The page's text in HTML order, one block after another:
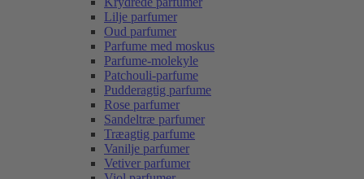
Lilje parfumer
Oud parfumer
Parfume med moskus
Parfume-molekyle
Patchouli-parfume
Pudderagtig parfume
Rose parfumer
Sandeltræ parfumer
Træagtig parfume
Vanilje parfumer
Vetiver parfumer